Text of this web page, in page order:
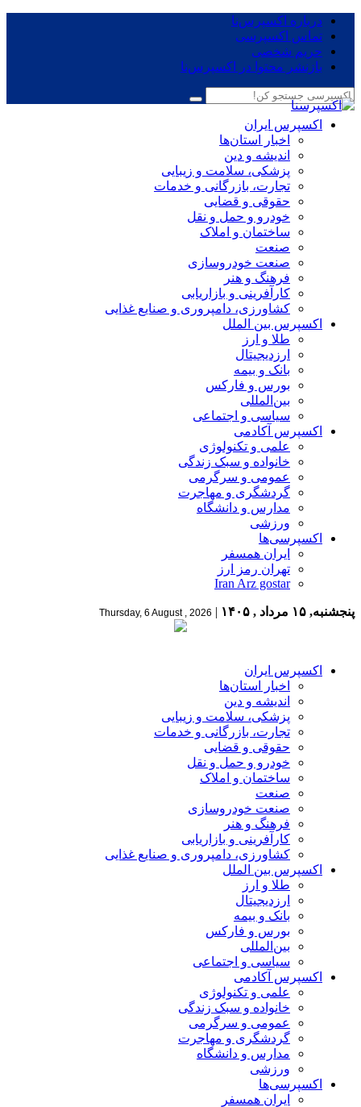
درباره اکسپرس‌نا
تماس اکسپرسی
حریم شخصی
بازنشر محتوا در اکسپرس‌نا
اکسپرس ایران
اخبار استان‌ها
اندیشه و دین
پزشکی، سلامت و زیبایی
تجارت، بازرگانی و خدمات
حقوقی و قضایی
خودرو و حمل و نقل
ساختمان و املاک
صنعت
صنعت خودروسازی
فرهنگ و هنر
کارآفرینی و بازاریابی
کشاورزی، دامپروری و صنایع غذایی
اکسپرس بین الملل
طلا و ارز
ارزدیجیتال
بانک و بیمه
بورس و فارکس
بین‌المللی
سیاسی و اجتماعی
اکسپرس آکادمی
علمی و تکنولوژی
خانواده و سبک زندگی
عمومی و سرگرمی
گردشگری و مهاجرت
مدارس و دانشگاه
ورزشی
اکسپرسی‌ها
ایران همسفر
تهران رمز ارز
Iran Arz gostar
پنجشنبه, ۱۵ مرداد , ۱۴۰۵ |
Thursday, 6 August , 2026
اکسپرس ایران
اخبار استان‌ها
اندیشه و دین
پزشکی، سلامت و زیبایی
تجارت، بازرگانی و خدمات
حقوقی و قضایی
خودرو و حمل و نقل
ساختمان و املاک
صنعت
صنعت خودروسازی
فرهنگ و هنر
کارآفرینی و بازاریابی
کشاورزی، دامپروری و صنایع غذایی
اکسپرس بین الملل
طلا و ارز
ارزدیجیتال
بانک و بیمه
بورس و فارکس
بین‌المللی
سیاسی و اجتماعی
اکسپرس آکادمی
علمی و تکنولوژی
خانواده و سبک زندگی
عمومی و سرگرمی
گردشگری و مهاجرت
مدارس و دانشگاه
ورزشی
اکسپرسی‌ها
ایران همسفر